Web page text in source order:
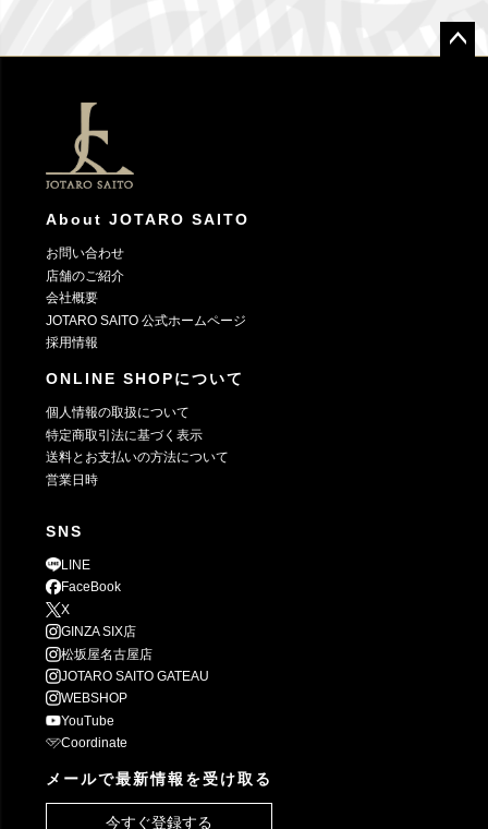
About JOTARO SAITO
お問い合わせ
店舗のご紹介
会社概要
JOTARO SAITO 公式ホームページ
採用情報
ONLINE SHOPについて
個人情報の取扱について
特定商取引法に基づく表示
送料とお支払いの方法について
営業日時
SNS
LINE
FaceBook
X
GINZA SIX店
松坂屋名古屋店
JOTARO SAITO GATEAU
WEBSHOP
YouTube
Coordinate
メールで最新情報を受け取る
今すぐ登録する